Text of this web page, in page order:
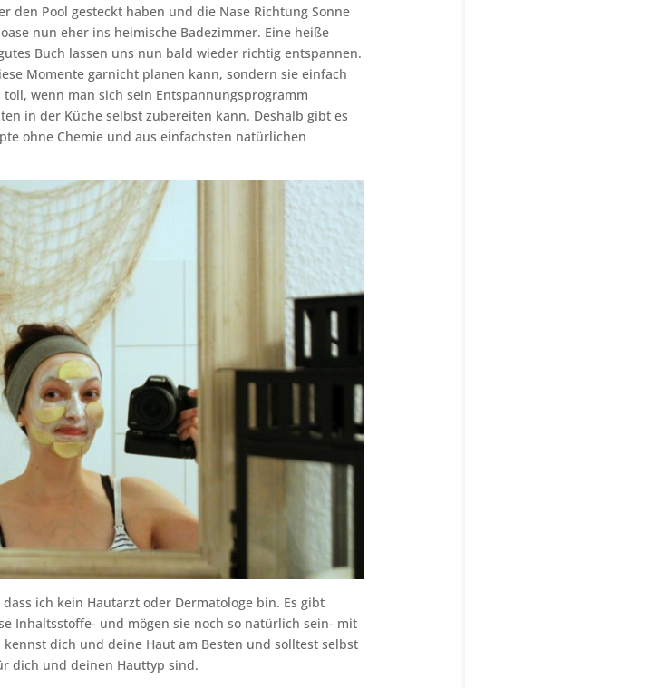
den Pool gesteckt haben und die Nase Richtung Sonne
nun eher ins heimische Badezimmer. Eine heiße
Buch lassen uns nun bald wieder richtig entspannen.
Momente garnicht planen kann, sondern sie einfach
wenn man sich sein Entspannungsprogramm
in der Küche selbst zubereiten kann. Deshalb gibt es
ohne Chemie und aus einfachsten natürlichen
ich kein Hautarzt oder Dermatologe bin. Es gibt
Inhaltsstoffe- und mögen sie noch so natürlich sein- mit
dich und deine Haut am Besten und solltest selbst
dich und deinen Hauttyp sind.